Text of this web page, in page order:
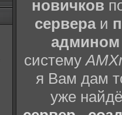
новичков
сервераи
админом
систему
я Вам дам
уже